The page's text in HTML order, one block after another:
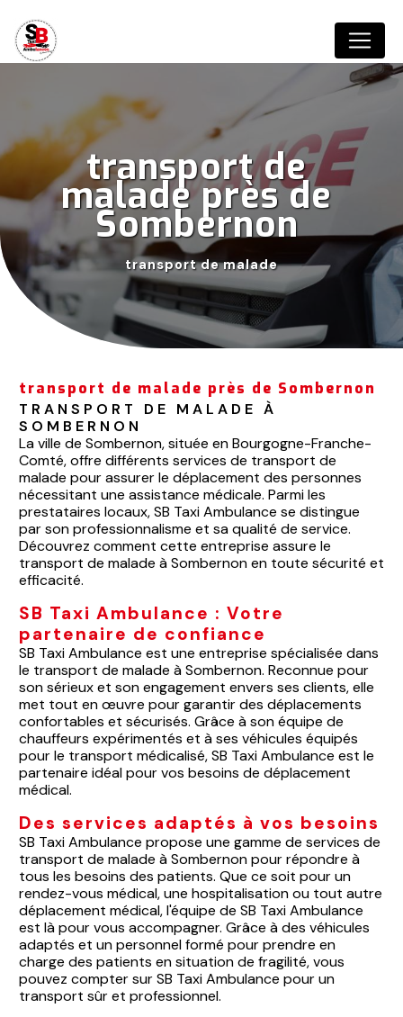
transport de
malade près de
Sombernon
transport de malade
transport de malade près de Sombernon
TRANSPORT DE MALADE À
SOMBERNON
La ville de Sombernon, située en Bourgogne-Franche-
Comté, offre différents services de transport de
malade pour assurer le déplacement des personnes
nécessitant une assistance médicale. Parmi les
prestataires locaux, SB Taxi Ambulance se distingue
par son professionnalisme et sa qualité de service.
Découvrez comment cette entreprise assure le
transport de malade à Sombernon en toute sécurité et
efficacité.
SB Taxi Ambulance : Votre
partenaire de confiance
SB Taxi Ambulance est une entreprise spécialisée dans
le transport de malade à Sombernon. Reconnue pour
son sérieux et son engagement envers ses clients, elle
met tout en œuvre pour garantir des déplacements
confortables et sécurisés. Grâce à son équipe de
chauffeurs expérimentés et à ses véhicules équipés
pour le transport médicalisé, SB Taxi Ambulance est le
partenaire idéal pour vos besoins de déplacement
médical.
Des services adaptés à vos besoins
SB Taxi Ambulance propose une gamme de services de
transport de malade à Sombernon pour répondre à
tous les besoins des patients. Que ce soit pour un
rendez-vous médical, une hospitalisation ou tout autre
déplacement médical, l'équipe de SB Taxi Ambulance
est là pour vous accompagner. Grâce à des véhicules
adaptés et un personnel formé pour prendre en
charge des patients en situation de fragilité, vous
pouvez compter sur SB Taxi Ambulance pour un
transport sûr et professionnel.